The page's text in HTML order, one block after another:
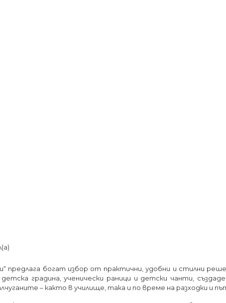
предлага богат избор от практични, удобни и стилни
градина, ученически раници и детски чанти,
– както в училище, така и по време на разходки и